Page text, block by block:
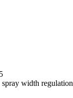
width regulation